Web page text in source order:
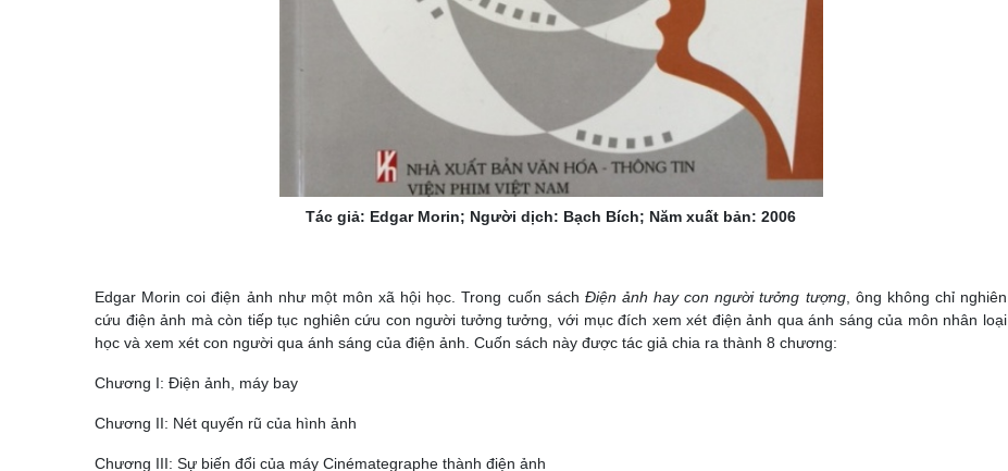
Tác giả: Edgar Morin; Người dịch: Bạch Bích; Năm xuất bản: 2006
Edgar Morin coi điện ảnh như một môn xã hội học. Trong cuốn sách Điện ảnh hay con người tưởng tượng, ông không chỉ nghiên
cứu điện ảnh mà còn tiếp tục nghiên cứu con người tưởng tưởng, với mục đích xem xét điện ảnh qua ánh sáng của môn nhân loại
học và xem xét con người qua ánh sáng của điện ảnh. Cuốn sách này được tác giả chia ra thành 8 chương:
Chương I: Điện ảnh, máy bay
Chương II: Nét quyến rũ của hình ảnh
Chương III: Sự biến đổi của máy Cinémategraphe thành điện ảnh